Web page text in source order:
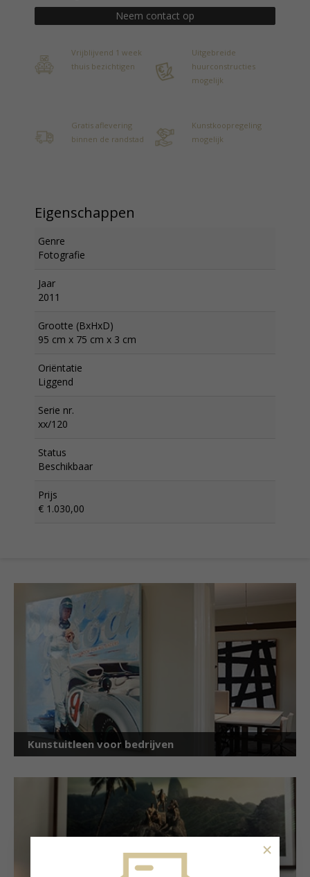
Neem contact op
Vrijblijvend 1 week
thuis bezichtigen
Uitgebreide
huurconstructies
mogelijk
Gratis aflevering
binnen de randstad
Kunstkoopregeling
mogelijk
Eigenschappen
Genre
Fotografie
Jaar
2011
Grootte (BxHxD)
95 cm x 75 cm x 3 cm
Oriëntatie
Liggend
Serie nr.
xx/120
Status
Beschikbaar
Prijs
€ 1.030,00
Kunstuitleen voor bedrijven
×